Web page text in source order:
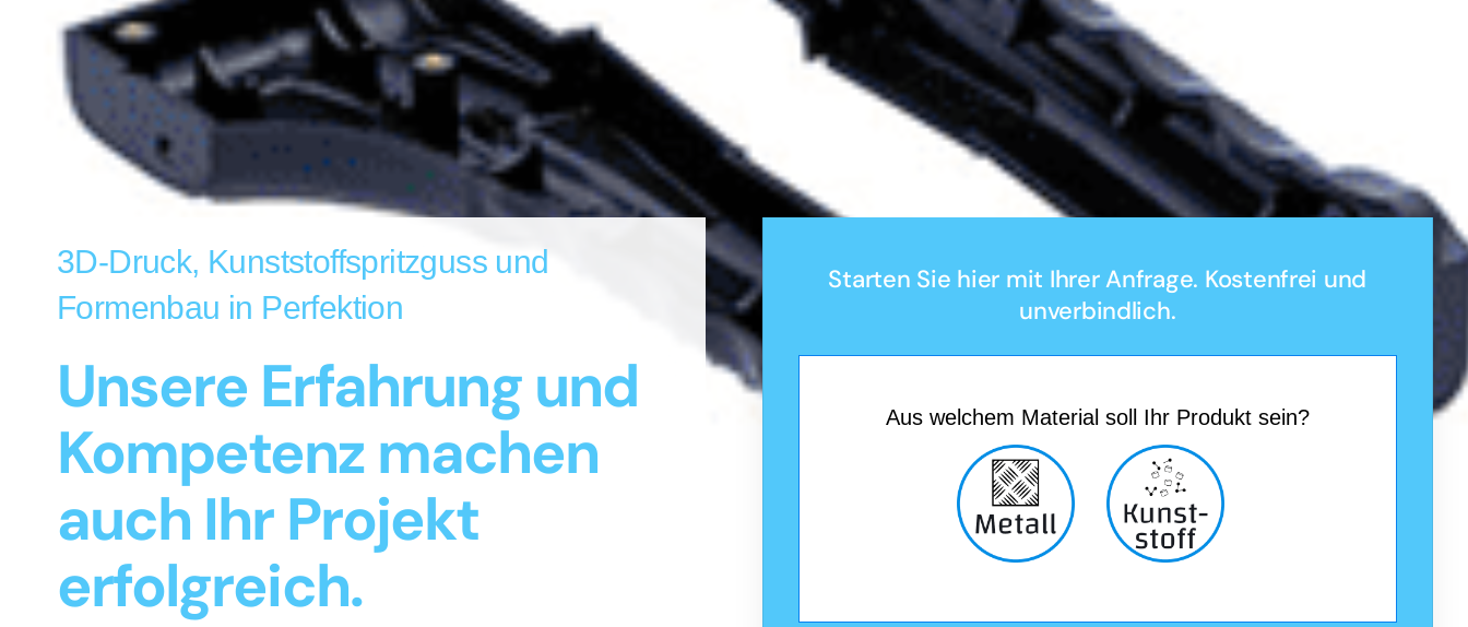
3D-Druck, Kunststoffspritzguss und
Formenbau in Perfektion
Unsere Erfahrung und
Kompetenz machen
auch Ihr Projekt
erfolgreich.
Starten Sie hier mit Ihrer Anfrage. Kostenfrei und
unverbindlich.
Aus welchem Material soll Ihr Produkt sein?